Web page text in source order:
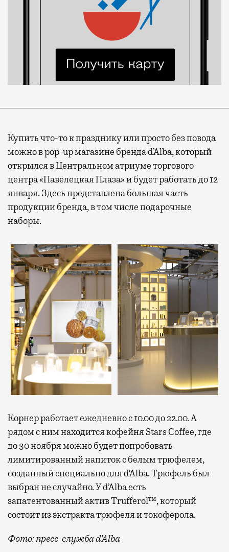
Купить что-то к празднику или просто без повода
можно в pop-up магазине бренда d’Alba, который
открылся в Центральном атриуме торгового
центра «Павелецкая Плаза» и будет работать до 12
января. Здесь представлена большая часть
продукции бренда, в том числе подарочные
наборы.
Корнер работает ежедневно с 10.00 до 22.00. А
рядом с ним находится кофейня Stars Coffee, где
до 30 ноября можно будет попробовать
лимитированный напиток с белым трюфелем,
созданный специально для d’Alba. Трюфель был
выбран не случайно. У d’Alba есть
запатентованный актив Trufferol™, который
состоит из экстракта трюфеля и токоферола.
Фото: пресс-служба d’Alba